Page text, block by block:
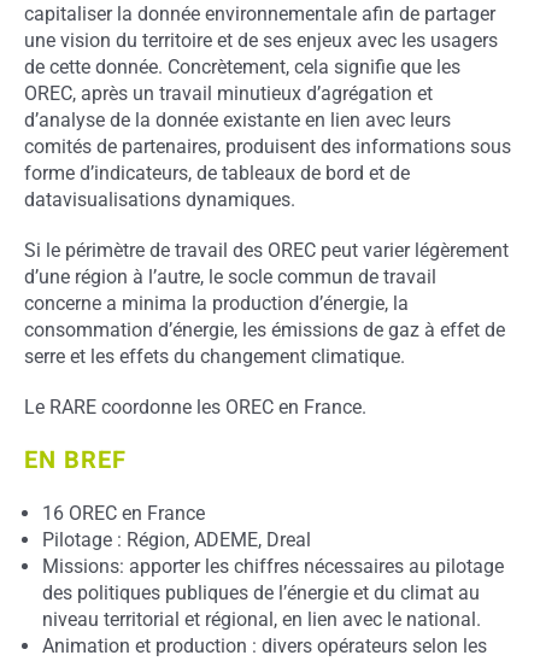
capitaliser la donnée environnementale afin de partager
une vision du territoire et de ses enjeux avec les usagers
de cette donnée. Concrètement, cela signifie que les
OREC, après un travail minutieux d’agrégation et
d’analyse de la donnée existante en lien avec leurs
comités de partenaires, produisent des informations sous
forme d’indicateurs, de tableaux de bord et de
datavisualisations dynamiques.
Si le périmètre de travail des OREC peut varier légèrement
d’une région à l’autre, le socle commun de travail
concerne a minima la production d’énergie, la
consommation d’énergie, les émissions de gaz à effet de
serre et les effets du changement climatique.
Le RARE coordonne les OREC en France.
EN BREF
16 OREC en France
Pilotage : Région, ADEME, Dreal
Missions: apporter les chiffres nécessaires au pilotage
des politiques publiques de l’énergie et du climat au
niveau territorial et régional, en lien avec le national.
Animation et production : divers opérateurs selon les